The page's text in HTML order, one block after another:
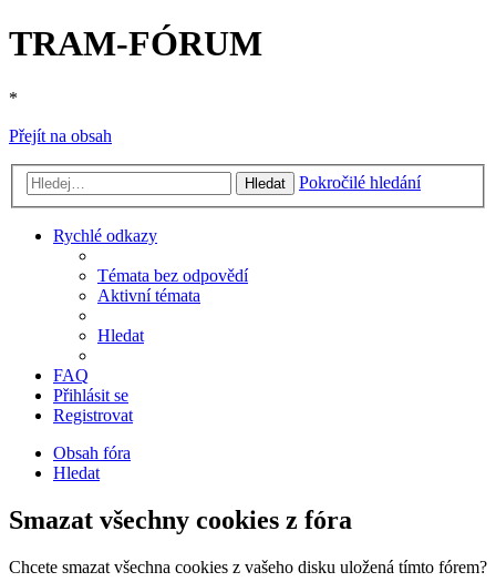
TRAM-FÓRUM
*
Přejít na obsah
Hledat Pokročilé hledání
Rychlé odkazy
Témata bez odpovědí
Aktivní témata
Hledat
FAQ
Přihlásit se
Registrovat
Obsah fóra
Hledat
Smazat všechny cookies z fóra
Chcete smazat všechna cookies z vašeho disku uložená tímto fórem?